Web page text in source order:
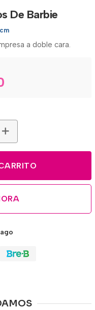
De Barbie
a doble cara.